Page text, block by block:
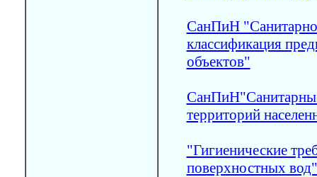
СанПиН
классификация
объектов"
территорий
"Гигиенические
поверхностных вод"